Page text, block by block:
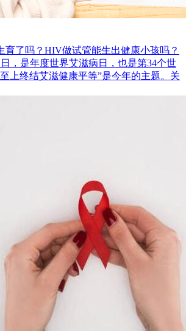
育了吗？HIV做试管能生出健康小孩吗？
，是年度世界艾滋病日，也是第34个世
上终结艾滋健康平等”是今年的主题。关